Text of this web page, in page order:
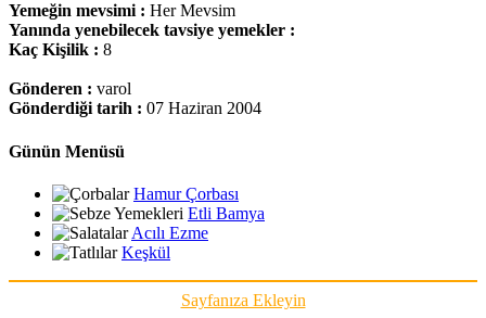
Yemeğin mevsimi : Her Mevsim
Yanında yenebilecek tavsiye yemekler :
Kaç Kişilik : 8
Gönderen : varol
Gönderdiği tarih : 07 Haziran 2004
Günün Menüsü
Hamur Çorbası
Etli Bamya
Acılı Ezme
Keşkül
Sayfanıza Ekleyin